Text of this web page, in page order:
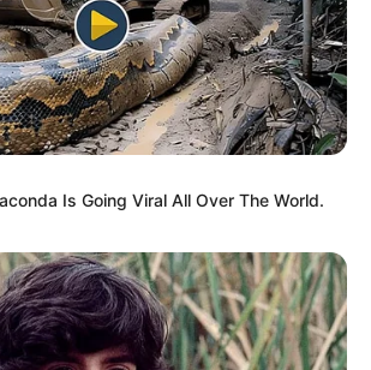
Is Going Viral All Over The World.